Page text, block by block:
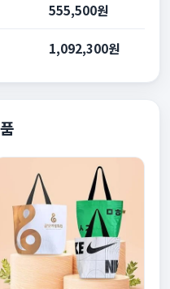
555,500원
1,092,300원